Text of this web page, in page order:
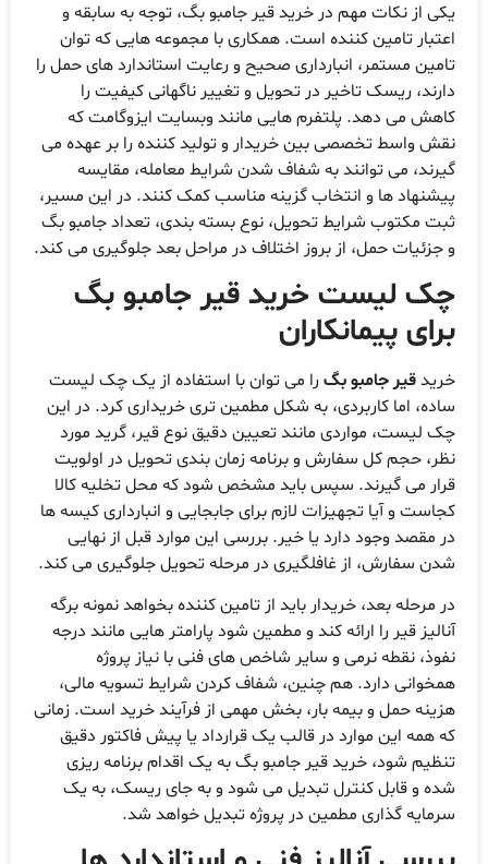
از نکات مهم در خرید قیر جامبو بگ، توجه به سابقه و
تامین کننده است. همکاری با مجموعه هایی که توان
مستمر، انبارداری صحیح و رعایت استاندارد های حمل را
ریسک تاخیر در تحویل و تغییر ناگهانی کیفیت را
می دهد. پلتفرم هایی مانند وبسایت ایزوگامت که
واسط تخصصی بین خریدار و تولید کننده را بر عهده می
می توانند به شفاف شدن شرایط معامله، مقایسه
ها و انتخاب گزینه مناسب کمک کنند. در این مسیر،
مکتوب شرایط تحویل، نوع بسته بندی، تعداد جامبو بگ
جزئیات حمل، از بروز اختلاف در مراحل بعد جلوگیری می کند.
لیست خرید قیر جامبو بگ
پیمانکاران
قیر جامبو بگرا می توان با استفاده از یک چک لیست
اما کاربردی، به شکل مطمین تری خریداری کرد. در این
لیست، مواردی مانند تعیین دقیق نوع قیر، گرید مورد
حجم کل سفارش و برنامه زمان بندی تحویل در اولویت
می گیرند. سپس باید مشخص شود که محل تخلیه کالا
و آیا تجهیزات لازم برای جابجایی و انبارداری کیسه ها
مقصد وجود دارد یا خیر. بررسی این موارد قبل از نهایی
سفارش، از غافلگیری در مرحله تحویل جلوگیری می کند.
مرحله بعد، خریدار باید از تامین کننده بخواهد نمونه برگه
قیر را ارائه کند و مطمین شود پارامتر هایی مانند درجه
نقطه نرمی و سایر شاخص های فنی با نیاز پروژه
دارد. هم چنین، شفاف کردن شرایط تسویه مالی،
حمل و بیمه بار، بخش مهمی از فرآیند خرید است. زمانی
همه این موارد در قالب یک قرارداد یا پیش فاكتور دقیق
شود، خرید قیر جامبو بگ به یک اقدام برنامه ریزی
و قابل کنترل تبدیل می شود و به جای ریسک، به یک
گذاری مطمین در پروژه تبدیل خواهد شد.